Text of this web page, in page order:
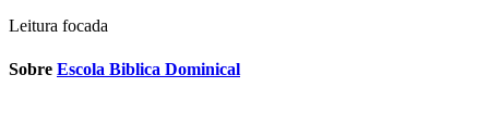
Leitura focada
Sobre Escola Biblica Dominical